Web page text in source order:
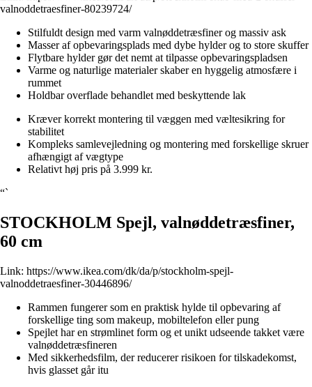
valnoddetraesfiner-80239724/
Stilfuldt design med varm valnøddetræsfiner og massiv ask
Masser af opbevaringsplads med dybe hylder og to store skuffer
Flytbare hylder gør det nemt at tilpasse opbevaringspladsen
Varme og naturlige materialer skaber en hyggelig atmosfære i
rummet
Holdbar overflade behandlet med beskyttende lak
Kræver korrekt montering til væggen med væltesikring for
stabilitet
Kompleks samlevejledning og montering med forskellige skruer
afhængigt af vægtype
Relativt høj pris på 3.999 kr.
“`
STOCKHOLM Spejl, valnøddetræsfiner,
60 cm
Link: https://www.ikea.com/dk/da/p/stockholm-spejl-
valnoddetraesfiner-30446896/
Rammen fungerer som en praktisk hylde til opbevaring af
forskellige ting som makeup, mobiltelefon eller pung
Spejlet har en strømlinet form og et unikt udseende takket være
valnøddetræsfineren
Med sikkerhedsfilm, der reducerer risikoen for tilskadekomst,
hvis glasset går itu